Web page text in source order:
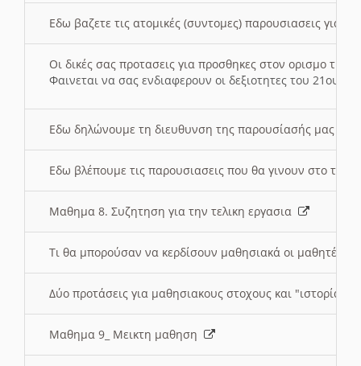
Εδω βαζετε τις ατομικές (συντομες) παρουσιασεις για
Οι δικές σας προτασεις για προσθηκες στον ορισμο
Φαινεται να σας ενδιαφερουν οι δεξιοτητες του 21ου
Εδω δηλώνουμε τη διευθυνση της παρουσίασής μας
Εδω βλέπουμε τις παρουσιασεις που θα γινουν στο
Μαθημα 8. Συζητηση για την τελικη εργασια
Τι θα μπορούσαν να κερδίσουν μαθησιακά οι μαθητές/
Δύο προτάσεις για μαθησιακους στοχους και "ιστορία"
Μαθημα 9_ Μεικτη μαθηση